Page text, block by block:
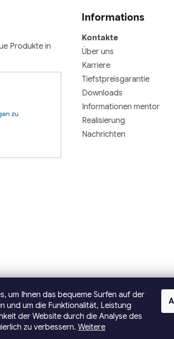
um Ihnen das bequeme Surfen auf der
und um die Funktionalität, Leistung
der Website durch die Analyse des
zu verbessern. Weitere
Produkte in
zu
Informations
Kontakte
Über uns
Karriere
Tiefstpreisgarantie
Downloads
Informationen mentor
Realisierung
Nachrichten